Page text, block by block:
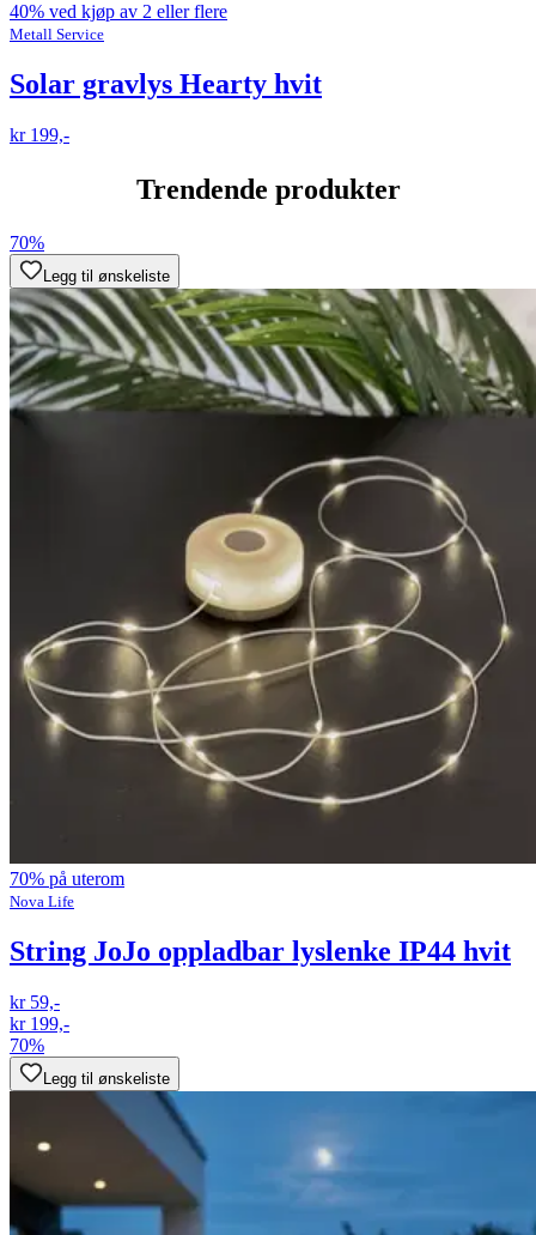
40% ved kjøp av 2 eller flere
Metall Service
Solar gravlys Hearty hvit
kr 199,-
Trendende produkter
70%
Legg til ønskeliste
70% på uterom
Nova Life
String JoJo oppladbar lyslenke IP44 hvit
kr 59,-
kr 199,-
70%
Legg til ønskeliste